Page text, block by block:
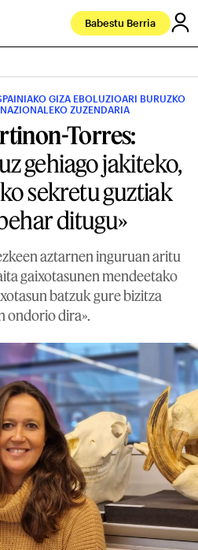
Babestu Berria
GIZA EBOLUZIOARI BURUZKO
ZUZENDARIA
Torres:
gehiago jakiteko,
sekretu guztiak
ditugu»
aztarnen inguruan aritu
gaixotasunen mendeetako
batzuk gure bizitza
ondorio dira».